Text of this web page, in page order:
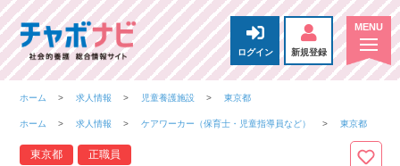
ログイン 新規登録
ホーム 求人情報 児童養護施設 東京都
ホーム 求人情報 ケアワーカー（保育士・児童指導員など） 東京都
東京都 正職員